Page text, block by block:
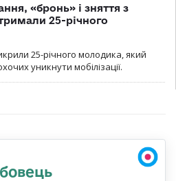
«бронь» і зняття з
25-річного
25-річного молодика, який
уникнути мобілізації.